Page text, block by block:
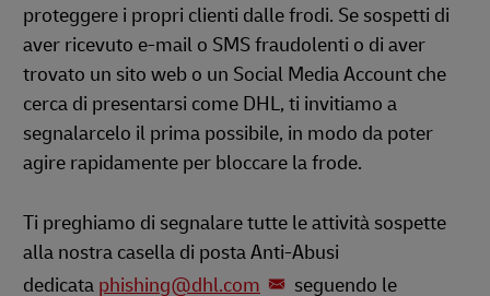
proteggere i propri clienti dalle frodi. Se sospetti di
aver ricevuto e-mail o SMS fraudolenti o di aver
trovato un sito web o un Social Media Account che
cerca di presentarsi come DHL, ti invitiamo a
segnalarcelo il prima possibile, in modo da poter
agire rapidamente per bloccare la frode.
Ti preghiamo di segnalare tutte le attività sospette
alla nostra casella di posta Anti-Abusi
dedicata phishing@dhl.com
seguendo le